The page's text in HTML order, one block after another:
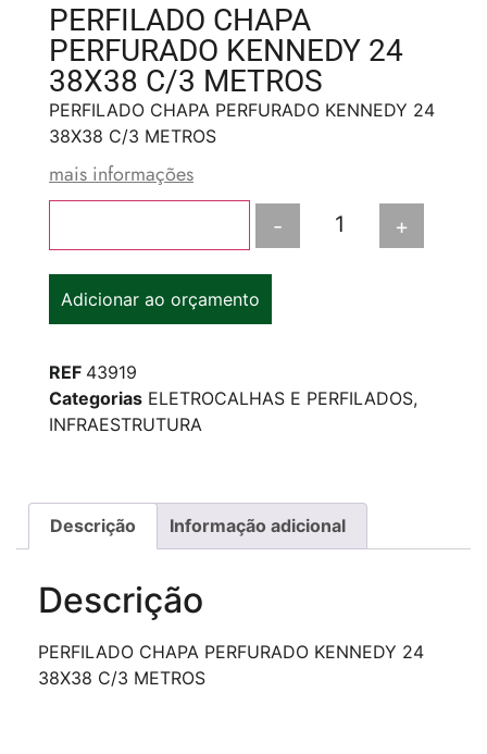
PERFILADO CHAPA
PERFURADO KENNEDY 24
38X38 C/3 METROS
PERFILADO CHAPA PERFURADO KENNEDY 24
38X38 C/3 METROS
mais informações
- +
Adicionar ao orçamento
REF 43919
Categorias ELETROCALHAS E PERFILADOS,
INFRAESTRUTURA
Descrição Informação adicional
Descrição
PERFILADO CHAPA PERFURADO KENNEDY 24
38X38 C/3 METROS